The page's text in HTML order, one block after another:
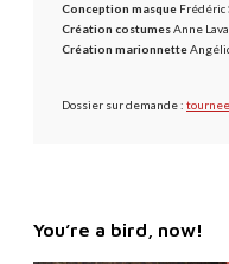
Conception masque Frédéric
Création costumesAnne
Création marionnette
Dossier sur demande :
You’re a bird, now!